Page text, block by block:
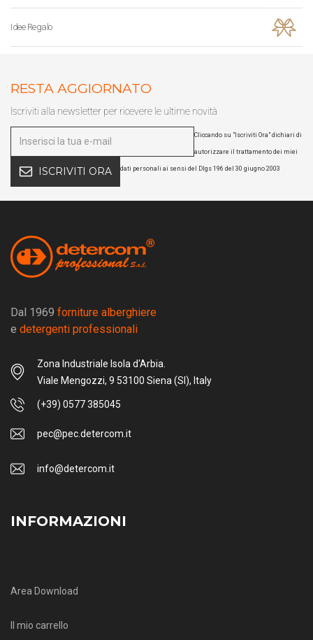
Idee Regalo
RESTA AGGIORNATO
Iscriviti alla newsletter per ricevere le ultime novità
ISCRIVITI ORA
Cliccando su "Iscriviti Ora" dichiari di
autorizzare il trattamento dei miei
dati personali ai sensi del Dlgs 196 del 30 giugno 2003
Dal 1969 forniture alberghiere
e detergenti professionali
Zona Industriale Isola d'Arbia.
Viale Mengozzi, 9 53100 Siena (SI), Italy
(+39) 0577 385045
pec@pec.detercom.it
info@detercom.it
INFORMAZIONI
Area Download
Il mio carrello